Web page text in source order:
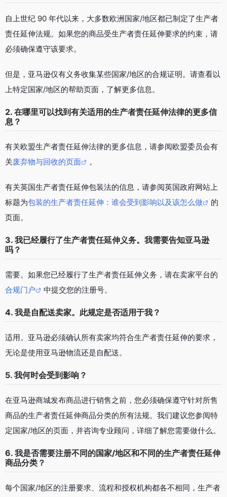
自上世纪 90 年代以来，大多数欧洲国家/地区都已制定了生产者
责任延伸法规。如果您的商品受生产者责任延伸要求的约束，请
必须确保遵守该要求。
但是，亚马逊仅有义务收集某些国家/地区的合规证明。请查看以
上特定国家/地区的帮助页面，了解更多信息。
2. 在哪里可以找到有关适用的生产者责任延伸法律的更多信
息？
有关欧盟生产者责任延伸法律的更多信息，请参阅欧盟委员会有
关废弃物与回收的页面 。
有关英国生产者责任延伸包装法的信息，请参阅英国政府网站上
标题为包装的生产者责任延伸：谁会受到影响以及该怎么做
的
页面。
3. 我已经履行了生产者责任延伸义务。我需要告知亚马逊
吗？
需要。如果您已经履行了生产者责任延伸义务，请在卖家平台的
合规门户
中提交您的注册号。
4. 我是自配送卖家。此规定是否适用于我？
适用。亚马逊必须确认所有卖家均符合生产者责任延伸的要求，
无论是使用亚马逊物流还是自配送。
5. 我何时会受到影响？
在亚马逊商城发布商品进行销售之前，您必须确保遵守针对所售
商品的生产者责任延伸商品分类的所有法规。我们建议您参阅特
定国家/地区的页面，并咨询专业顾问，详细了解您需要做什么。
6. 我是否需要注册不同的国家/地区和不同的生产者责任延伸
商品分类？
每个国家/地区的注册要求、流程和授权机构都各不相同，生产者